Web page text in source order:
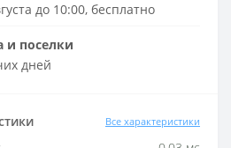
до 10:00, бесплатно
и поселки
дней
Все характеристики